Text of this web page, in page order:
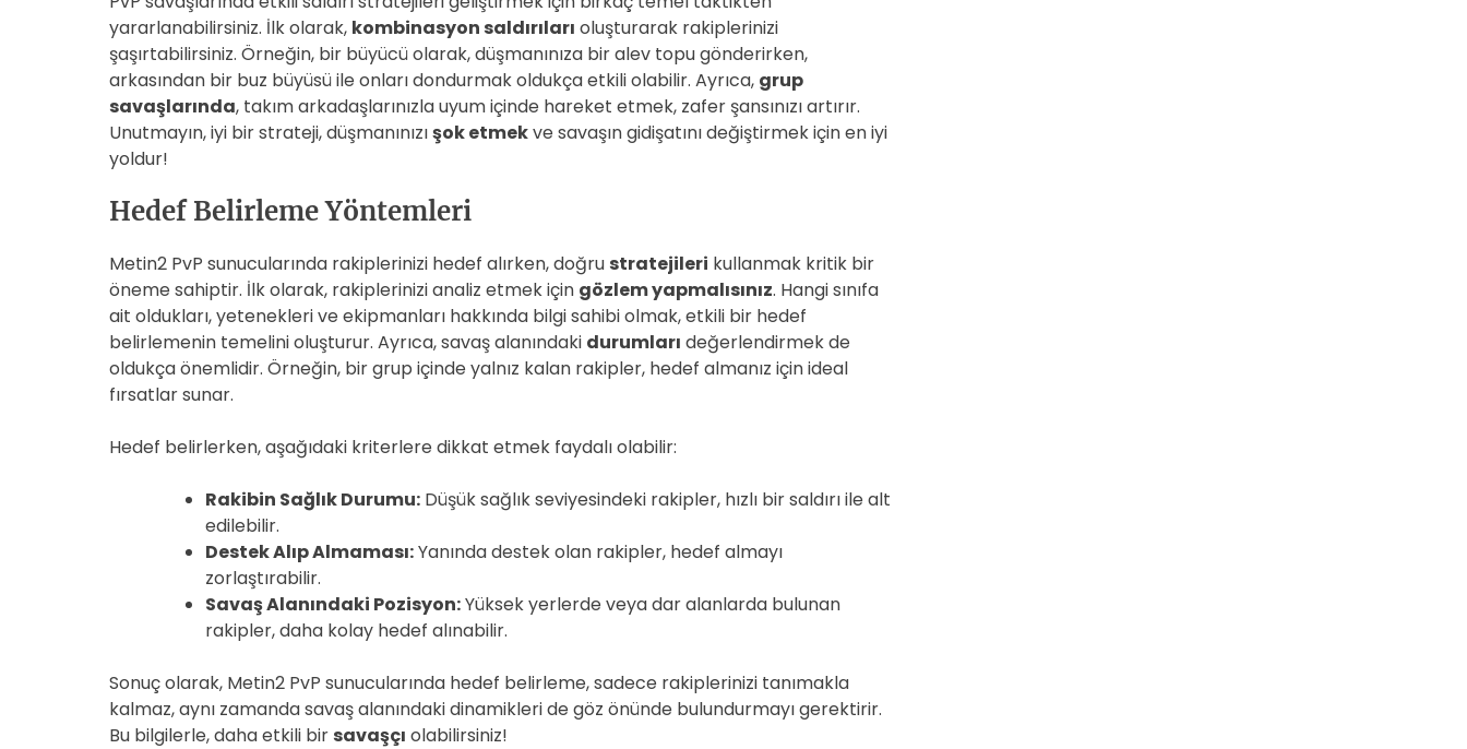
yararlanabilirsiniz. İlk olarak, kombinasyon saldırıları oluşturarak rakiplerinizi
şaşırtabilirsiniz. Örneğin, bir büyücü olarak, düşmanınıza bir alev topu gönderirken,
arkasından bir buz büyüsü ile onları dondurmak oldukça etkili olabilir. Ayrıca, grup
savaşlarında, takım arkadaşlarınızla uyum içinde hareket etmek, zafer şansınızı artırır.
Unutmayın, iyi bir strateji, düşmanınızışok etmekve savaşın gidişatını değiştirmek için en iyi
yoldur!
Hedef Belirleme Yöntemleri
Metin2 PvP sunucularında rakiplerinizi hedef alırken, doğru stratejileri kullanmak kritik bir
öneme sahiptir. İlk olarak, rakiplerinizi analiz etmek için gözlem yapmalısınız. Hangi sınıfa
ait oldukları, yetenekleri ve ekipmanları hakkında bilgi sahibi olmak, etkili bir hedef
belirlemenin temelini oluşturur. Ayrıca, savaş alanındaki durumları değerlendirmek de
oldukça önemlidir. Örneğin, bir grup içinde yalnız kalan rakipler, hedef almanız için ideal
fırsatlar sunar.
Hedef belirlerken, aşağıdaki kriterlere dikkat etmek faydalı olabilir:
Rakibin Sağlık Durumu: Düşük sağlık seviyesindeki rakipler, hızlı bir saldırı ile alt
edilebilir.
Destek Alıp Almaması:Yanında destek olan rakipler, hedef almayı
zorlaştırabilir.
Savaş Alanındaki Pozisyon:Yüksek yerlerde veya dar alanlarda bulunan
rakipler, daha kolay hedef alınabilir.
Sonuç olarak, Metin2 PvP sunucularında hedef belirleme, sadece rakiplerinizi tanımakla
kalmaz, aynı zamanda savaş alanındaki dinamikleri de göz önünde bulundurmayı gerektirir.
Bu bilgilerle, daha etkili bir savaşçı olabilirsiniz!